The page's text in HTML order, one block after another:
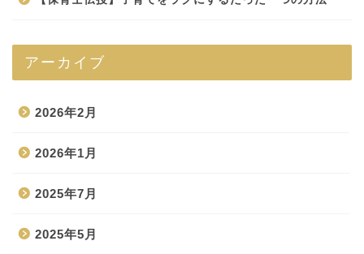
アーカイブ
2026年2月
2026年1月
2025年7月
2025年5月